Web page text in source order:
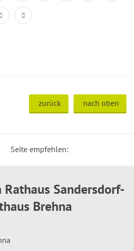
zurück nach oben
Seite empfehlen:
Sandersdorf-
Brehna